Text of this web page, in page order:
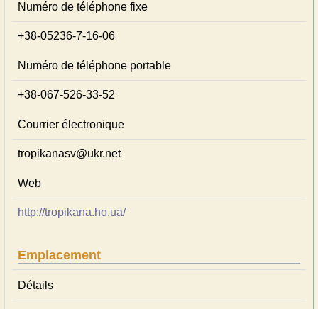
Numéro de téléphone fixe
+38-05236-7-16-06
Numéro de téléphone portable
+38-067-526-33-52
Courrier électronique
tropikanasv@ukr.net
Web
http://tropikana.ho.ua/
Emplacement
Détails